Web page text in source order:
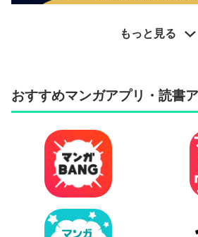
もっと見る
おすすめマンガアプリ・読書